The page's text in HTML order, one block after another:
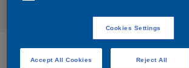
Beschikbare producten voor de
Red B30
Cookies Settings
Reject All
Accept All Cookies